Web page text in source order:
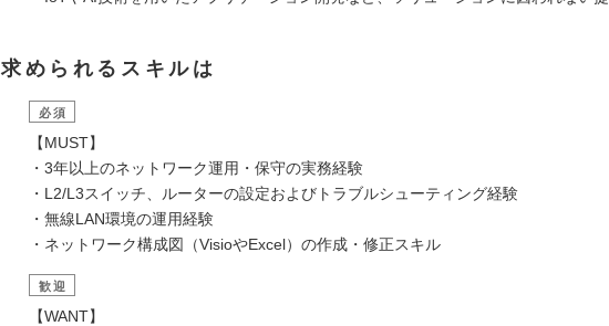
求められるスキルは
必須
【MUST】
・3年以上のネットワーク運用・保守の実務経験
・L2/L3スイッチ、ルーターの設定およびトラブルシューティング経験
・無線LAN環境の運用経験
・ネットワーク構成図（VisioやExcel）の作成・修正スキル
歓迎
【WANT】